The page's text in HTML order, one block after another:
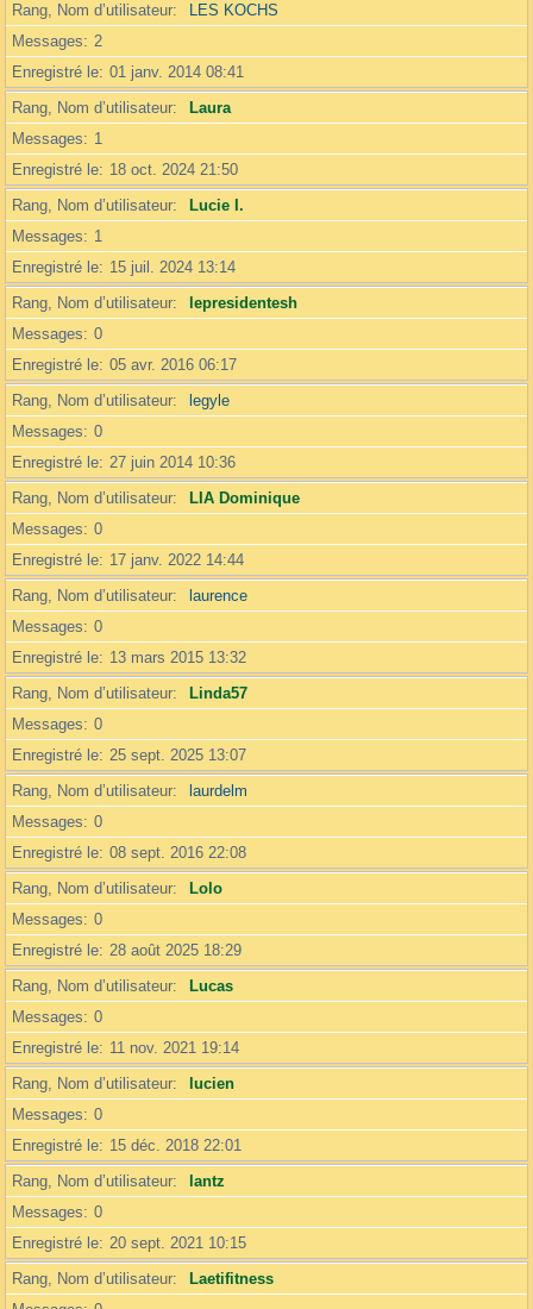
Rang, Nom d’utilisateur
LES KOCHS
Messages
2
Enregistré le 01 janv. 2014 08:41
Rang, Nom d’utilisateur
Laura
Messages
1
Enregistré le
18 oct. 2024 21:50
Rang, Nom d’utilisateur
Lucie I.
Messages
1
Enregistré le
15 juil. 2024 13:14
Rang, Nom d’utilisateur
lepresidentesh
Messages
0
Enregistré le 05 avr. 2016 06:17
Rang, Nom d’utilisateur
legyle
Messages
0
Enregistré le 27 juin 2014 10:36
Rang, Nom d’utilisateur
LIA Dominique
Messages
0
Enregistré le
17 janv. 2022 14:44
Rang, Nom d’utilisateur
laurence
Messages
0
Enregistré le
13 mars 2015 13:32
Rang, Nom d’utilisateur
Linda57
Messages
0
Enregistré le 25 sept. 2025 13:07
Rang, Nom d’utilisateur
laurdelm
Messages
0
Enregistré le 08 sept. 2016 22:08
Rang, Nom d’utilisateur
Lolo
Messages
0
Enregistré le 28 août 2025 18:29
Rang, Nom d’utilisateur
Lucas
Messages
0
Enregistré le
11 nov. 2021 19:14
Rang, Nom d’utilisateur
lucien
Messages
0
Enregistré le
15 déc. 2018 22:01
Rang, Nom d’utilisateur
lantz
Messages
0
Enregistré le 20 sept. 2021 10:15
Rang, Nom d’utilisateur
Laetifitness